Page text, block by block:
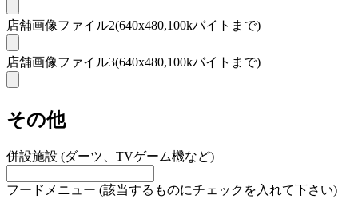
店舗画像ファイル2(640x480,100kバイトまで)
店舗画像ファイル3(640x480,100kバイトまで)
その他
併設施設 (ダーツ、TVゲーム機など)
フードメニュー (該当するものにチェックを入れて下さい)